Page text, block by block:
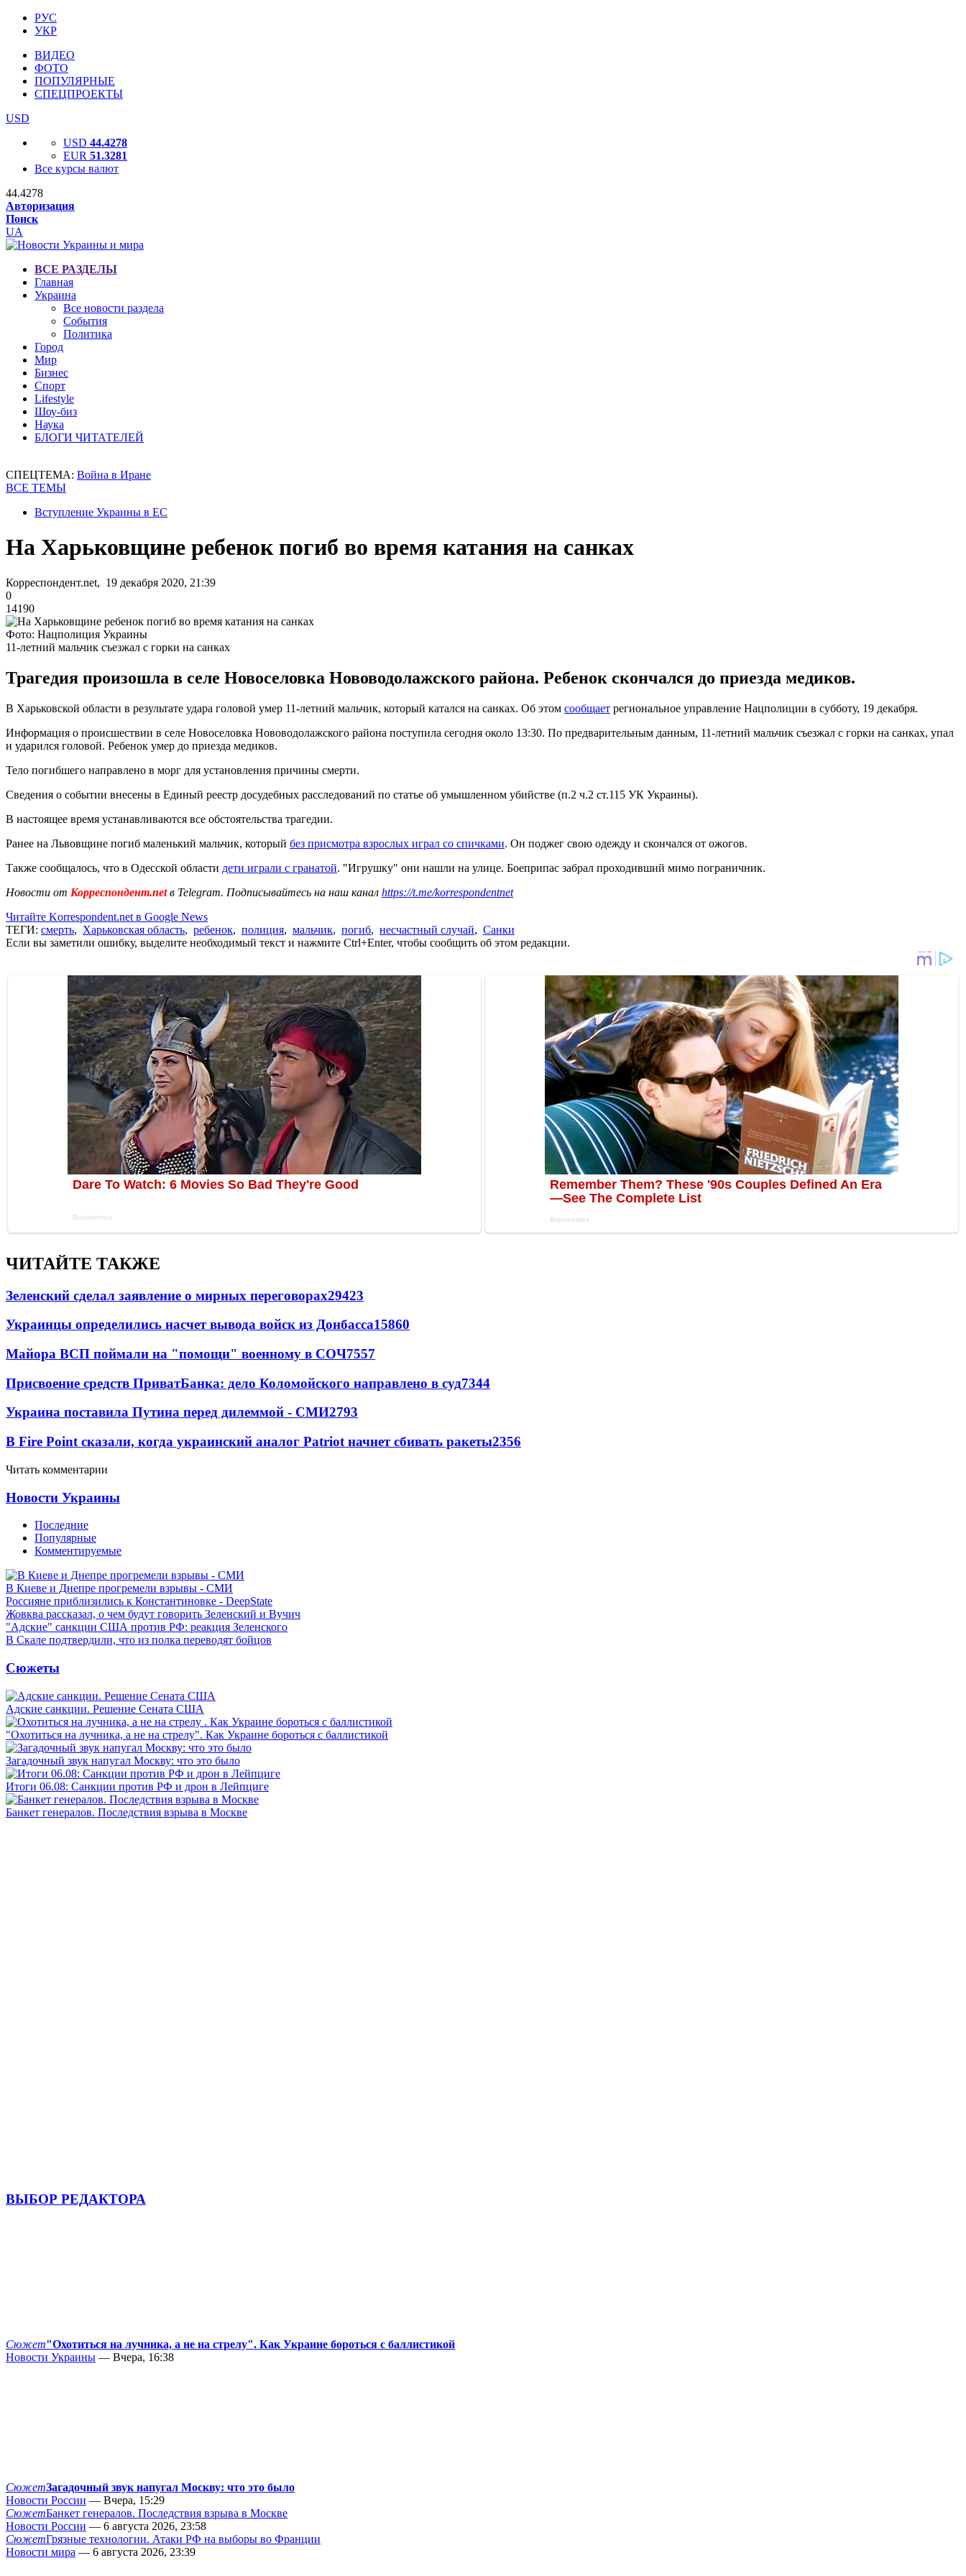
РУС
УКР
ВИДЕО
ФОТО
ПОПУЛЯРНЫЕ
СПЕЦПРОЕКТЫ
USD
USD 44.4278
EUR 51.3281
Все курсы валют
44.4278
Авторизация
Поиск
UA
ВСЕ РАЗДЕЛЫ
Главная
Украина
Все новости раздела
События
Политика
Город
Мир
Бизнес
Спорт
Lifestyle
Шоу-биз
Наука
БЛОГИ ЧИТАТЕЛЕЙ
СПЕЦТЕМА: Война в Иране
ВСЕ ТЕМЫ
Вступление Украины в ЕС
На Харьковщине ребенок погиб во время катания на санках
Корреспондент.net, 19 декабря 2020, 21:39
0
14190
Фото: Нацполиция Украины
11-летний мальчик съезжал с горки на санках
Трагедия произошла в селе Новоселовка Нововодолажского района. Ребенок скончался до приезда медиков.
В Харьковской области в результате удара головой умер 11-летний мальчик, который катался на санках. Об этом сообщает региональное управление Нацполиции в субботу, 19 декабря.
Информация о происшествии в селе Новоселовка Нововодолажского района поступила сегодня около 13:30. По предварительным данным, 11-летний мальчик съезжал с горки на санках, упал
и ударился головой. Ребенок умер до приезда медиков.
Тело погибшего направлено в морг для установления причины смерти.
Сведения о событии внесены в Единый реестр досудебных расследований по статье об умышленном убийстве (п.2 ч.2 ст.115 УК Украины).
В настоящее время устанавливаются все обстоятельства трагедии.
Ранее на Львовщине погиб маленький мальчик, который без присмотра взрослых играл со спичками. Он поджег свою одежду и скончался от ожогов.
Также сообщалось, что в Одесской области дети играли с гранатой. "Игрушку" они нашли на улице. Боеприпас забрал проходивший мимо пограничник.
Новости от Корреспондент.netв Telegram. Подписывайтесь на наш канал https://t.me/korrespondentnet
Читайте Korrespondent.net в Google News
ТЕГИ: смерть, Харьковская область, ребенок, полиция, мальчик, погиб, несчастный случай, Санки
Если вы заметили ошибку, выделите необходимый текст и нажмите Ctrl+Enter, чтобы сообщить об этом редакции.
ЧИТАЙТЕ ТАКЖЕ
Зеленский сделал заявление о мирных переговорах29423
Украинцы определились насчет вывода войск из Донбасса15860
Майора ВСП поймали на "помощи" военному в СОЧ7557
Присвоение средств ПриватБанка: дело Коломойского направлено в суд7344
Украина поставила Путина перед дилеммой - СМИ2793
В Fire Point сказали, когда украинский аналог Patriot начнет сбивать ракеты2356
Читать комментарии
Новости Украины
Последние
Популярные
Комментируемые
В Киеве и Днепре прогремели взрывы - СМИ
Россияне приблизились к Константиновке - DeepState
Жовква рассказал, о чем будут говорить Зеленский и Вучич
"Адские" санкции США против РФ: реакция Зеленского
В Скале подтвердили, что из полка переводят бойцов
Сюжеты
Адские санкции. Решение Сената США
"Охотиться на лучника, а не на стрелу". Как Украине бороться с баллистикой
Загадочный звук напугал Москву: что это было
Итоги 06.08: Санкции против РФ и дрон в Лейпциге
Банкет генералов. Последствия взрыва в Москве
ВЫБОР РЕДАКТОРА
Сюжет"Охотиться на лучника, а не на стрелу". Как Украине бороться с баллистикой
Новости Украины — Вчера, 16:38
СюжетЗагадочный звук напугал Москву: что это было
Новости России — Вчера, 15:29
СюжетБанкет генералов. Последствия взрыва в Москве
Новости России — 6 августа 2026, 23:58
СюжетГрязные технологии. Атаки РФ на выборы во Франции
Новости мира — 6 августа 2026, 23:39